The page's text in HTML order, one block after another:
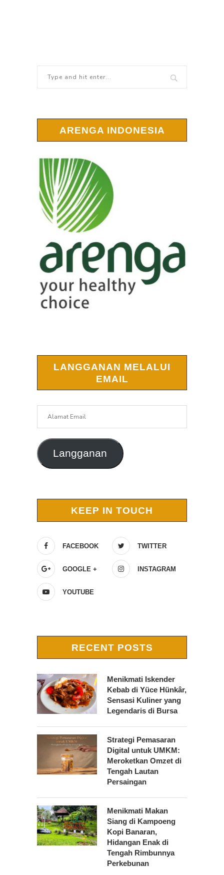
ARENGA INDONESIA
LANGGANAN MELALUI
EMAIL
Langganan
KEEP IN TOUCH
FACEBOOK TWITTER
GOOGLE + INSTAGRAM
YOUTUBE
RECENT POSTS
Menikmati Iskender
Kebab di Yüce Hünkâr,
Sensasi Kuliner yang
Legendaris di Bursa
Strategi Pemasaran
Digital untuk UMKM:
Meroketkan Omzet di
Tengah Lautan
Persaingan
Menikmati Makan
Siang di Kampoeng
Kopi Banaran,
Hidangan Enak di
Tengah Rimbunnya
Perkebunan